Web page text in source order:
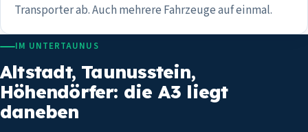
Transporter ab. Auch mehrere Fahrzeuge auf einmal.
IM UNTERTAUNUS
Altstadt, Taunusstein,
Höhendörfer: die A3 liegt
daneben